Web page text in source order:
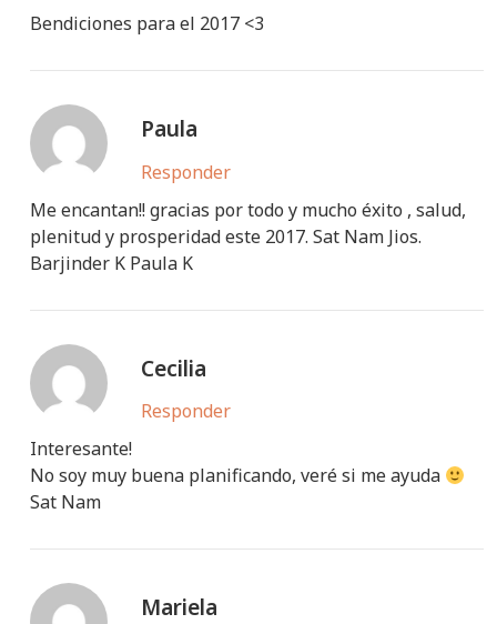
Bendiciones para el 2017 <3
Paula
Responder
Me encantan!! gracias por todo y mucho éxito , salud,
plenitud y prosperidad este 2017. Sat Nam Jios.
Barjinder K Paula K
Cecilia
Responder
Interesante!
No soy muy buena planificando, veré si me ayuda
Sat Nam
Mariela